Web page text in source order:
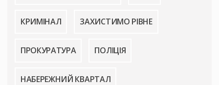
КРИМІНАЛ ЗАХИСТИМО РІВНЕ
ПРОКУРАТУРА ПОЛІЦІЯ
НАБЕРЕЖНИЙ КВАРТАЛ